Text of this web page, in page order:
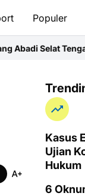
Populer
Kibaran
Kasus
Ujian
Hukum
6